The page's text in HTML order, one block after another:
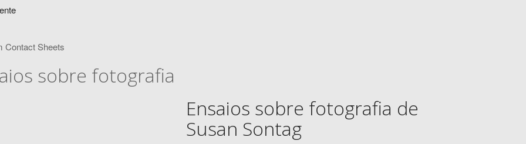
Contact Sheets
sobre fotografia
Ensaios sobre fotografia de
Susan Sontag